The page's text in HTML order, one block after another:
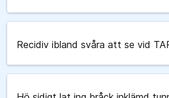
Recidiv ibland svåra att se vid